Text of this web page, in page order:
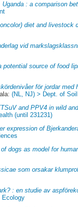
: a comparison
diet and livestock
vid
potential source of food
för jordar
(NL, NJ) > Dept. of
and PPV4 in wild
(until 231231)
expression of
dogs as model for
som orsakar
: en studie av
Ecology